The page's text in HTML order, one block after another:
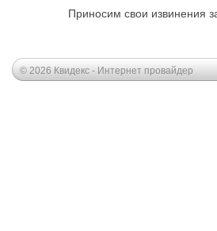
Приносим свои извинения
© 2026 Квидекс - Интернет провайдер